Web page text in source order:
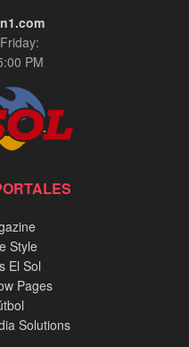
PM
Style
El Sol
Pages
Solutions